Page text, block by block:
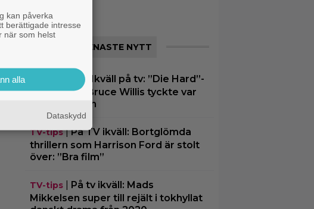
SENASTE NYTT
|
Ikväll på tv: ”Die Hard”-
filmen som Bruce Willis tyckte var
bättre än 1:an
TV-tips|På TV ikväll: Bortglömda
thrillern som Harrison Ford är stolt
över: ”Bra film”
TV-tips| På tv ikväll: Mads
Mikkelsen super till rejält i tokhyllat
kan påverka
berättigade intresse
när som helst
alla
Dataskydd